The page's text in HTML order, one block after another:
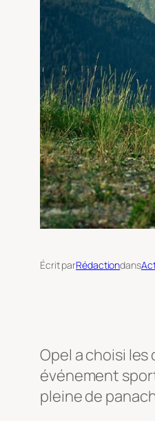
Écrit parRédactiondans
Opel a choisi les
événement
pleine de